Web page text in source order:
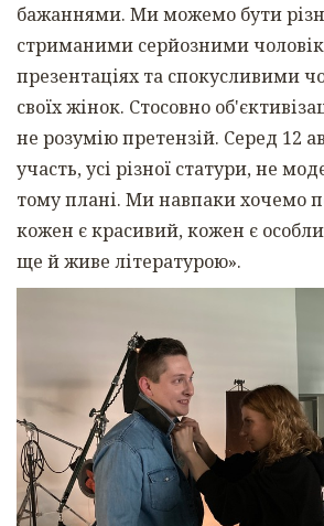
бажаннями. Ми можемо бути
стриманими серйозними
презентаціях та спокусливими
своїх жінок. Стосовно
не розумію претензій. Серед 12
участь, усі різної статури, не
тому плані. Ми навпаки хочемо
кожен є красивий, кожен є
ще й живе літературою».